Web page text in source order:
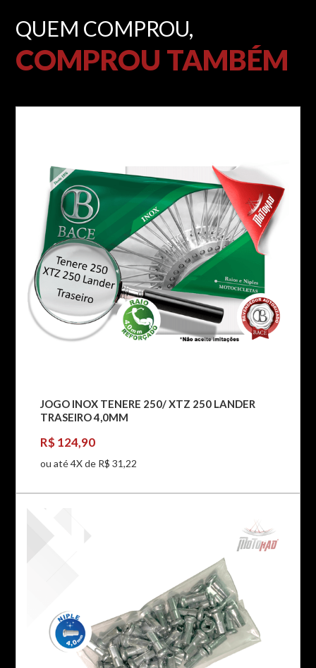
QUEM COMPROU,
COMPROU TAMBÉM
JOGO INOX TENERE 250/ XTZ 250 LANDER
TRASEIRO 4,0MM
R$ 124,90
ou até 4X de R$ 31,22